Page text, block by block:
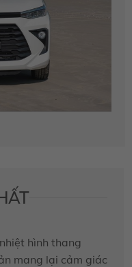
hình thang
mang lại cảm giác